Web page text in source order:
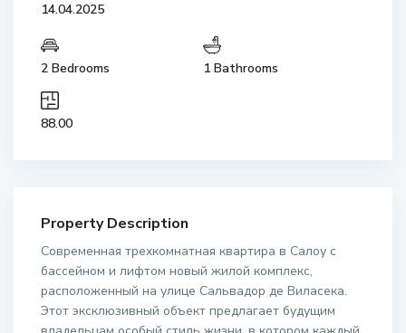
14.04.2025
2 Bedrooms 1 Bathrooms
88.00
Property Description
Современная трехкомнатная квартира в Салоу с
бассейном и лифтом новый жилой комплекс,
расположенный на улице Сальвадор де Виласека.
Этот эксклюзивный объект предлагает будущим